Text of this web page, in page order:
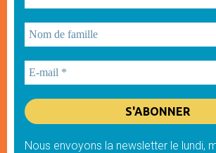
Nous envoyons la newsletter le lundi,